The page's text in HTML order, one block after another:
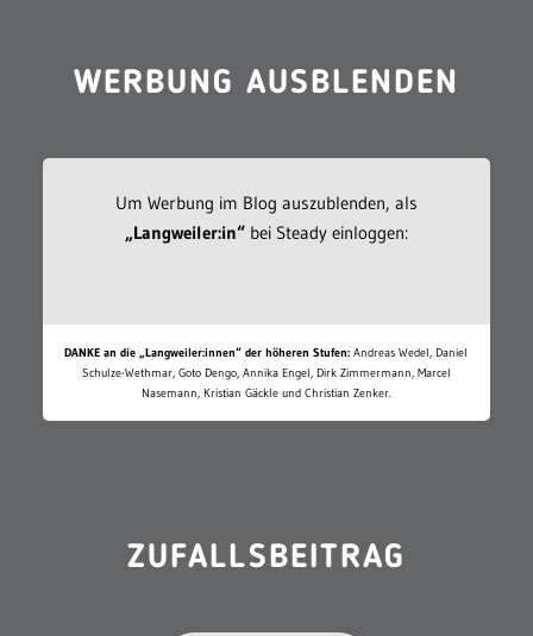
WERBUNG AUSBLENDEN
Um Werbung im Blog auszublenden, als
„Langweiler:in“bei Steady einloggen:
DANKE an die „Langweiler:innen“ der höheren Stufen: Andreas Wedel, Daniel
Schulze-Wethmar, Goto Dengo, Annika Engel, Dirk Zimmermann, Marcel
Nasemann, Kristian Gäckle und Christian Zenker.
ZUFALLSBEITRAG